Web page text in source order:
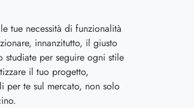
tue necessità di funzionalità
innanzitutto, il giusto
studiate per seguire ogni stile
il tuo progetto,
per te sul mercato, non solo